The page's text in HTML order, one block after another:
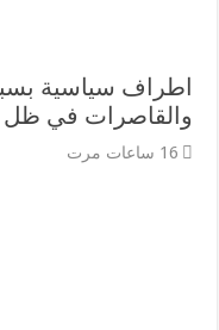
اطراف سياسية
والقاصرات في ظل
16 ساعات مرت